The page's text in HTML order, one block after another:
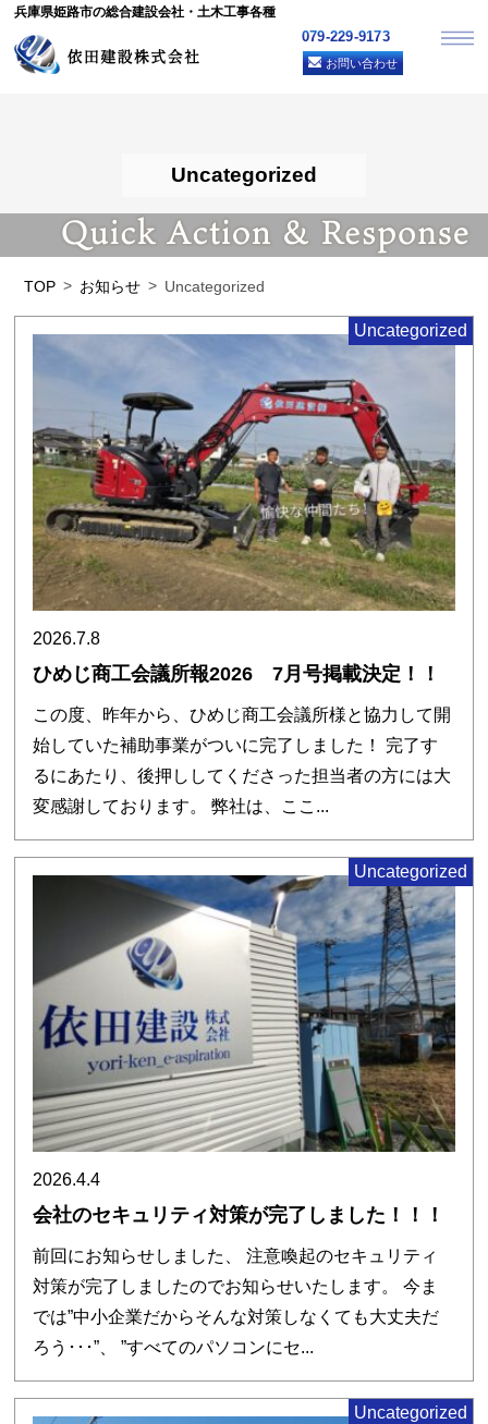
兵庫県姫路市の総合建設会社・土木工事各種
079-229-9173
お問い合わせ
Uncategorized
TOP お知らせ Uncategorized
Uncategorized
2026.7.8
ひめじ商工会議所報2026 7月号掲載決定！！
この度、昨年から、ひめじ商工会議所様と協力して開
始していた補助事業がついに完了しました！ 完了す
るにあたり、後押ししてくださった担当者の方には大
変感謝しております。 弊社は、ここ...
Uncategorized
2026.4.4
会社のセキュリティ対策が完了しました！！！
前回にお知らせしました、 注意喚起のセキュリティ
対策が完了しましたのでお知らせいたします。 今ま
では”中小企業だからそんな対策しなくても大丈夫だ
ろう･･･”、 ”すべてのパソコンにセ...
Uncategorized